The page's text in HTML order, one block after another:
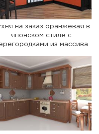
на заказ оранжевая в
японском стиле с
из массива